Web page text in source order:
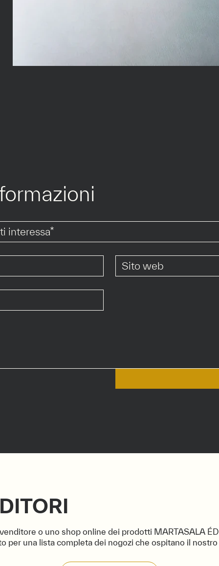
o uno shop online dei prodotti MARTASALA
per una lista completa dei nogozi che ospitano il nostro